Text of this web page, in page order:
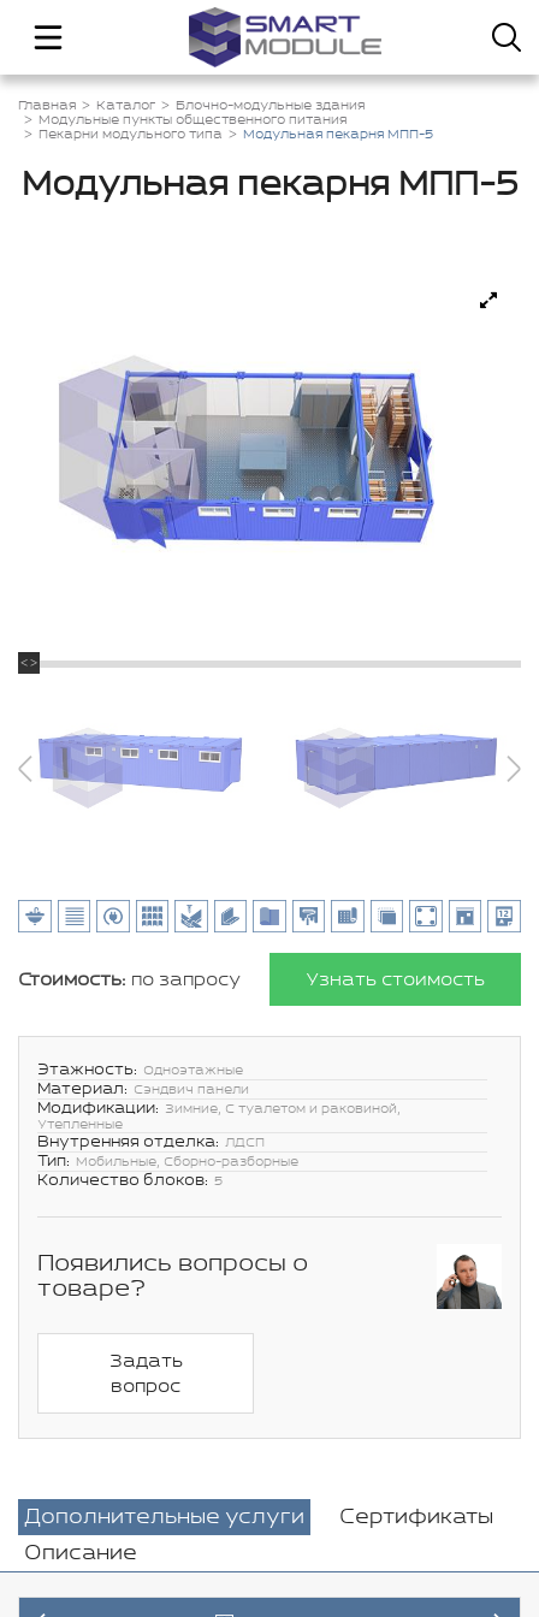
Главная Каталог
Блочно-модульные здания
Модульные пункты общественного питания
Пекарни модульного типа
Модульная пекарня МПП-5
Модульная пекарня МПП-5
Стоимость: по запросу Узнать стоимость
Этажность: Одноэтажные
Материал: Сэндвич панели
Модификации: Зимние, С туалетом и раковиной,
Утепленные
Внутренняя отделка: ЛДСП
Тип: Мобильные, Сборно-разборные
Количество блоков: 5
Появились вопросы о
товаре?
Задать
вопрос
Дополнительные услуги
Сертификаты
Описание